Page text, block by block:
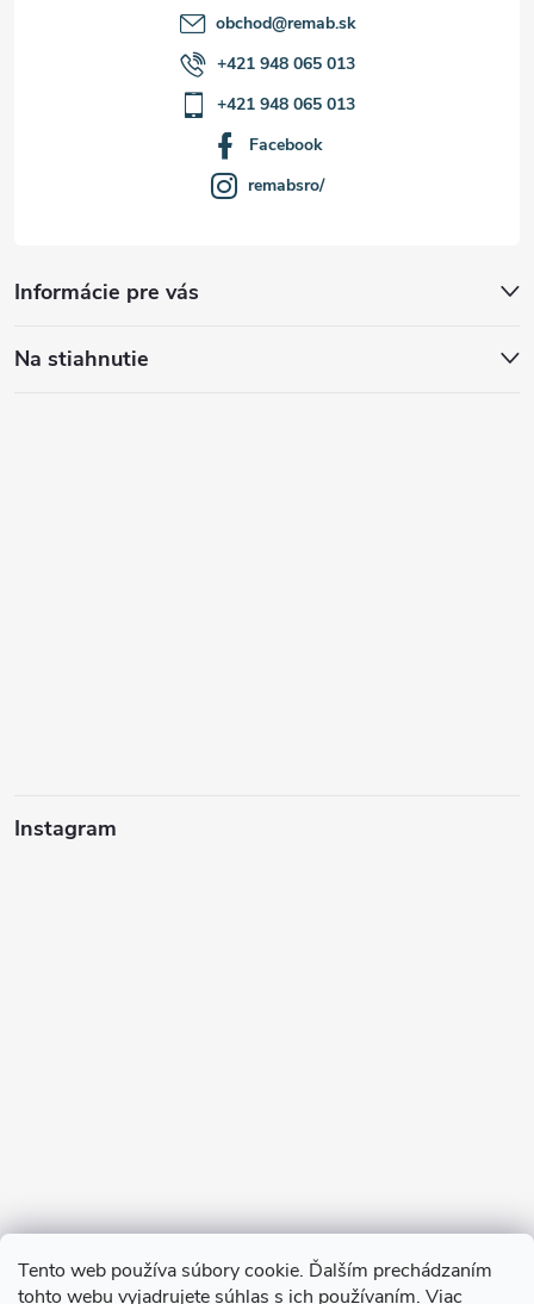
Tento web používa súbory cookie. Ďalším prechádzaním
tohto webu vyjadrujete súhlas s ich používaním. Viac
Informácie pre vás
Na stiahnutie
Instagram
Sledovať na Instagrame
obchod@remab.sk
+421 948 065 013
+421 948 065 013
Facebook
remabsro/